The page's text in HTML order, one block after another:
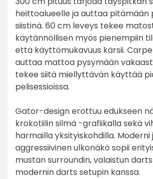
heittoalueelle ja auttaa pitämään
siistinä. 60 cm leveys tekee
käytännöllisen myös pienempiin
että käyttömukavuus kärsii.
auttaa mattoa pysymään
tekee siitä miellyttävän käyttää
pelisessioissa.
Gator-design erottuu edukseen
krokotiilin silmä -grafiikalla sekä
harmailla yksityiskohdilla. Moderni
aggressiivinen ulkonäkö sopii
mustan surroundin, valaistun
modernin darts setupin kanssa.